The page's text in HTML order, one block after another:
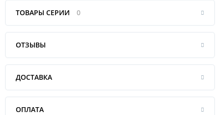
ТОВАРЫ СЕРИИ 0
ОТЗЫВЫ
ДОСТАВКА
ОПЛАТА